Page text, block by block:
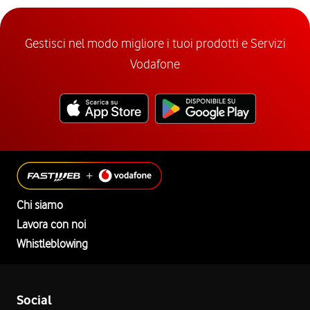
Gestisci nel modo migliore i tuoi prodotti e Servizi
Vodafone
Chi siamo
Lavora con noi
Whistleblowing
Social